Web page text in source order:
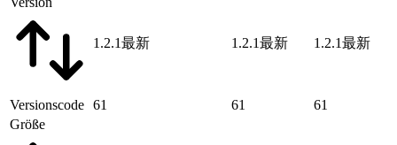
1.2.1最新 1.2.1最新 1.2.1最新
Versionscode 61 61
61
Größe